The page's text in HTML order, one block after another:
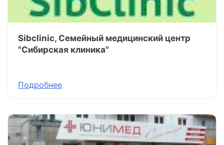
Sibclinic, Семейный медицинский центр
"Сибирская клиника"
Подробнее